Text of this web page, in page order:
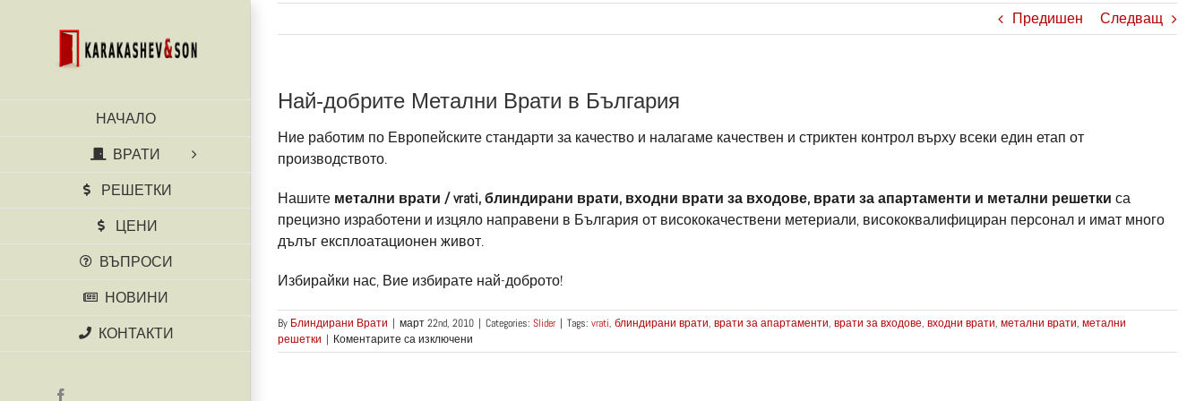
НАЧАЛО
ВРАТИ
РЕШЕТКИ
ЦЕНИ
ВЪПРОСИ
НОВИНИ
КОНТАКТИ
Предишен Следващ
Най-добрите Метални Врати в България
Ние работим по Европейските стандарти за качество и налагаме качествен и стриктен контрол върху всеки един етап от
производството.
Нашите метални врати / vrati, блиндирани врати, входни врати за входове, врати за апартаменти и метални решетки са
прецизно изработени и изцяло направени в България от висококачествени метериали, висококвалифициран персонал и имат много
дълъг експлоатационен живот.
Избирайки нас, Вие избирате най-доброто!
By Блиндирани Врати | март 22nd, 2010 | Categories: Slider | Tags: vrati, блиндирани врати, врати за апартаменти, врати за входове, входни врати, метални врати, метални
решетки | Коментарите са изключени
Най-